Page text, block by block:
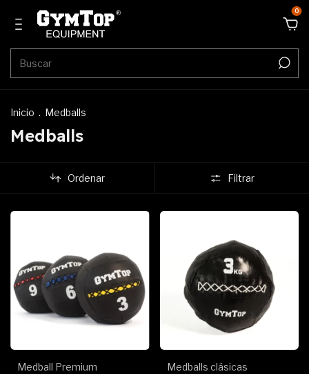
0
Inicio . Medballs
Medballs
Ordenar Filtrar
Medball Premium Medballs clásicas